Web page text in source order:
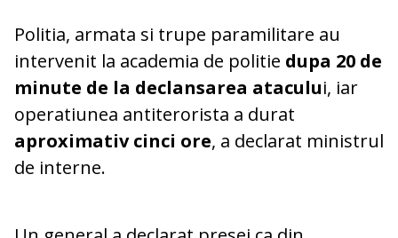
Politia, armata si trupe paramilitare au
intervenit la academia de politie dupa 20 de
minute de la declansarea atacului, iar
operatiunea antiterorista a durat
aproximativ cinci ore, a declarat ministrul
de interne.